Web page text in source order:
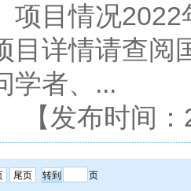
项目情况
目详情请查阅
学者、...
【发布时间
尾页 页